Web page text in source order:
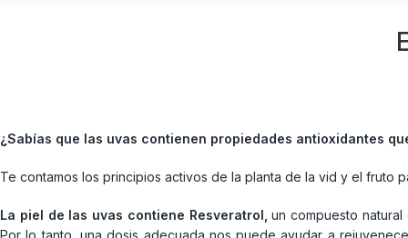
¿Sabías que las uvas contienen propiedades antioxidantes
Te contamos los principios activos de la planta de la vid y el fruto
La piel de las uvas contiene Resveratrol, un compuesto
Por lo tanto, una dosis adecuada nos puede ayudar a